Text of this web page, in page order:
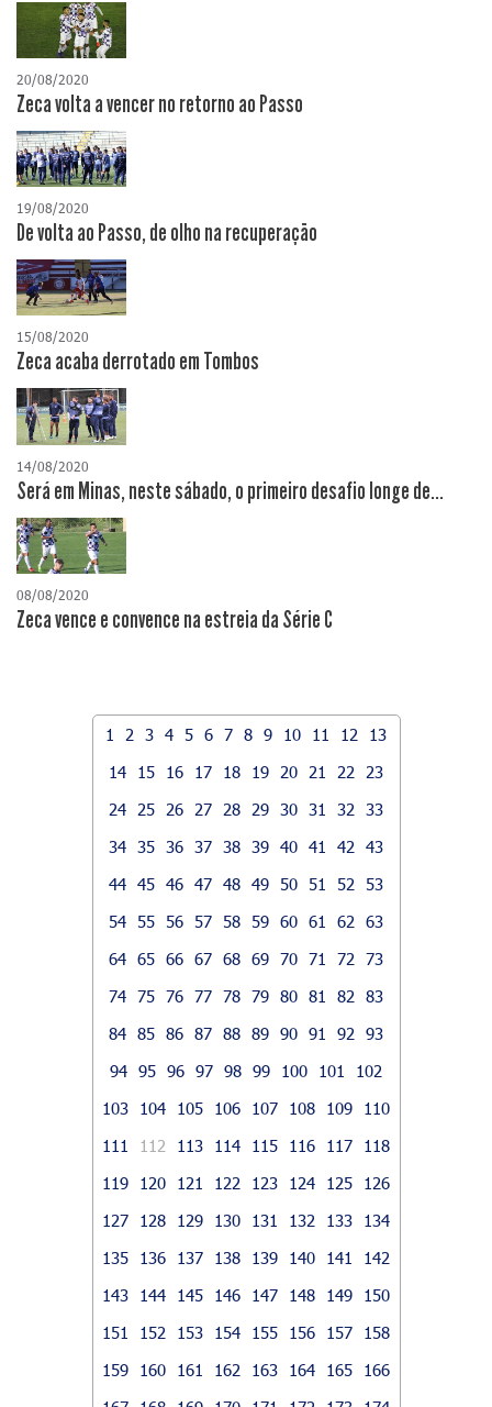
20/08/2020
Zeca volta a vencer no retorno ao Passo
19/08/2020
De volta ao Passo, de olho na recuperação
15/08/2020
Zeca acaba derrotado em Tombos
14/08/2020
Será em Minas, neste sábado, o primeiro desafio longe de...
08/08/2020
Zeca vence e convence na estreia da Série C
1 2 3 4 5 6 7 8 9 10 11 12
13
14
15 16 17 18 19 20 21 22
23
24
25 26 27 28 29 30 31 32
33
34 35 36 37 38 39 40 41 42
43
44 45 46 47 48 49 50 51 52
53
54 55 56 57 58 59 60 61 62
63
64 65 66 67 68 69 70 71 72
73
74 75 76 77 78 79 80 81 82
83
84 85 86 87 88 89 90 91 92
93
94 95 96 97 98 99 100 101
102
103
104 105 106 107 108 109
110
111
112 113 114 115 116 117
118
119
120 121 122 123 124 125
126
127
128 129 130 131 132 133
134
135
136 137 138 139 140 141
142
143
144 145 146 147 148 149
150
151
152 153 154 155 156 157
158
159
160 161 162 163 164 165
166